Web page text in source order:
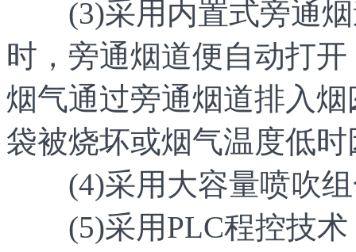
(3)采用内置式旁通烟
时，旁通烟道便自动打
烟气通过旁通烟道排入
袋被烧坏或烟气温度低
(4)采用大容量喷吹组
(5)采用PLC程控技术